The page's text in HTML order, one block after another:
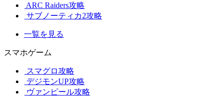
ARC Raiders攻略
サブノーティカ2攻略
一覧を見る
スマホゲーム
スマグロ攻略
デジモンUP攻略
ヴァンピール攻略